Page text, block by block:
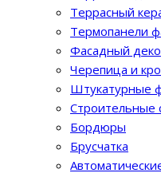
Террасный
Термопанели
Фасадный
Черепица и
Штукатурные
Строительные
Бордюры
Брусчатка